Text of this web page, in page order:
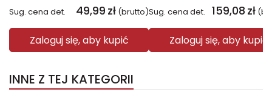
Sug. cena det. 49,99 zł (brutto)
Zaloguj się, aby kupić
Sug. cena det. 159,08 zł
Zaloguj się, aby kupić
INNE Z TEJ KATEGORII